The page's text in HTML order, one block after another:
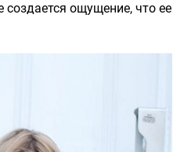
создается ощущение, что ее